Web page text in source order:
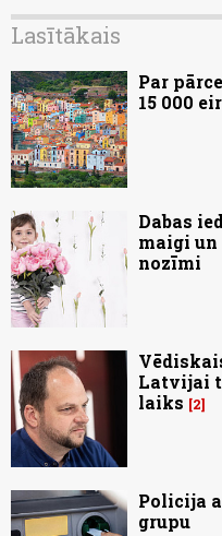
Lasītākais
Par
15 000
Dabas
maigi
nozīmi
Latvijai
laiks
2
Policija
grupu